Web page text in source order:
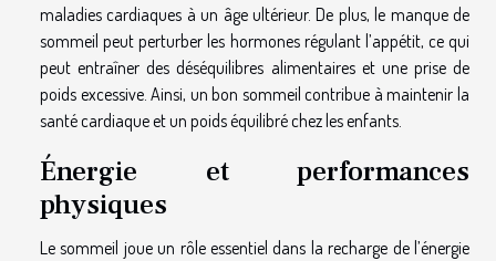
maladies cardiaques à un âge ultérieur. De plus, le manque de
sommeil peut perturber les hormones régulant l’appétit, ce qui
peut entraîner des déséquilibres alimentaires et une prise de
poids excessive. Ainsi, un bon sommeil contribue à maintenir la
santé cardiaque et un poids équilibré chez les enfants.
Énergie et performances
physiques
Le sommeil joue un rôle essentiel dans la recharge de l’énergie